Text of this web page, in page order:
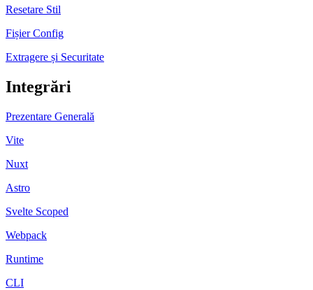
Resetare Stil
Fișier Config
Extragere și Securitate
Integrări
Prezentare Generală
Vite
Nuxt
Astro
Svelte Scoped
Webpack
Runtime
CLI